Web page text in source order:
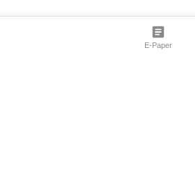
E-Paper